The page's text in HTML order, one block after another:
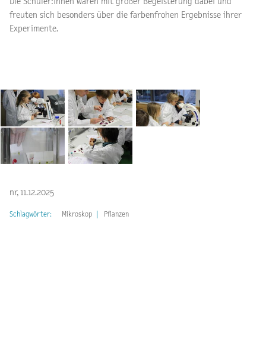
freuten sich besonders über die farbenfrohen Ergebnisse ihrer
Experimente.
nr, 11.12.2025
Schlagwörter: Mikroskop Pflanzen